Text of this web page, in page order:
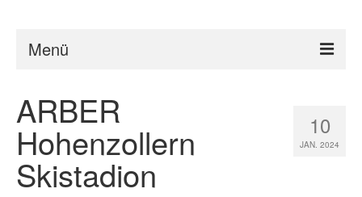
Menü
Datenschutz
Veranstaltungen
10
JAN. 2024
ARBER
Hohenzollern
Skistadion